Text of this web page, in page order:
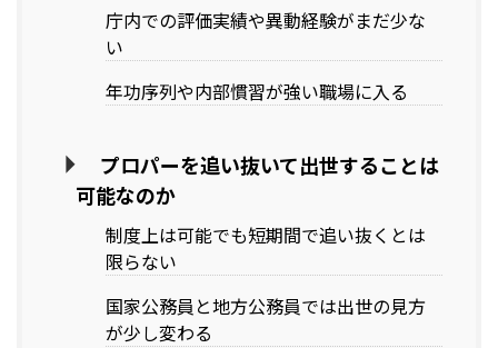
庁内での評価実績や異動経験がまだ少な
い
年功序列や内部慣習が強い職場に入る
プロパーを追い抜いて出世することは
可能なのか
制度上は可能でも短期間で追い抜くとは
限らない
国家公務員と地方公務員では出世の見方
が少し変わる